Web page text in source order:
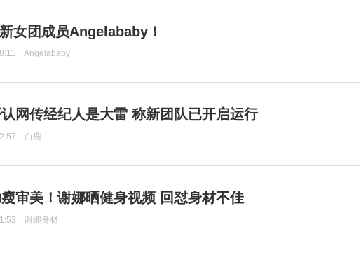
女团成员Angelababy！
Angelababy
网传经纪人是大雷 称新团队已开启运行
白鹿
审美！谢娜晒健身视频 回怼身材不佳
谢娜身材